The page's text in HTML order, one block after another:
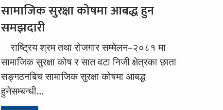
सामाजिक सुरक्षा कोषमा आबद्ध हुन
समझदारी
राष्ट्रिय श्रम तथा रोजगार सम्मेलन–२०८१ मा
सामाजिक सुरक्षा कोष र सात वटा निजी क्षेत्रका छाता
सङ्गठनबिच सामाजिक सुरक्षा कोषमा आबद्ध
हुनेसम्बन्धी...